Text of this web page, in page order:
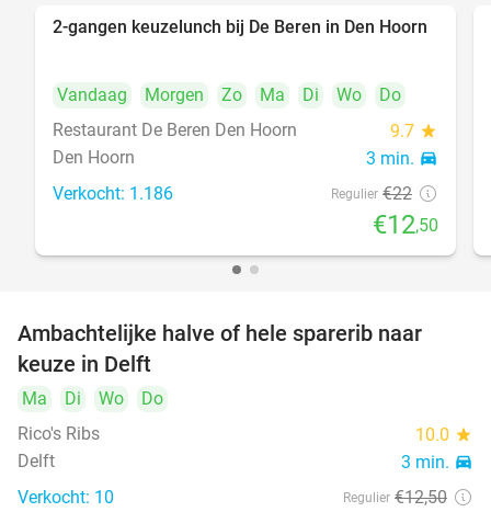
43%
2-gangen keuzelunch bij De Beren in Den Hoorn
Vandaag Morgen Zo Ma Di Wo
Do
Restaurant De Beren Den Hoorn
9.7 star
Den Hoorn 3 min. directions_car
Verkocht: 1.186 Regulier €22
€12,50
Ambachtelijke halve of hele sparerib naar
keuze in Delft
Ma Di Wo
Do
Rico's Ribs
10.0 star
Delft 3 min. directions_car
Verkocht: 10 Regulier €12,50